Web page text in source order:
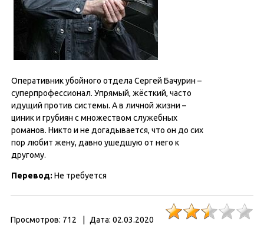
Оперативник убойного отдела Сергей Бачурин –
суперпрофессионал. Упрямый, жёсткий, часто
идущий против системы. А в личной жизни –
циник и грубиян с множеством служебных
романов. Никто и не догадывается, что он до сих
пор любит жену, давно ушедшую от него к
другому.
Перевод: Не требуется
Просмотров: 712 Дата: 02.03.2020